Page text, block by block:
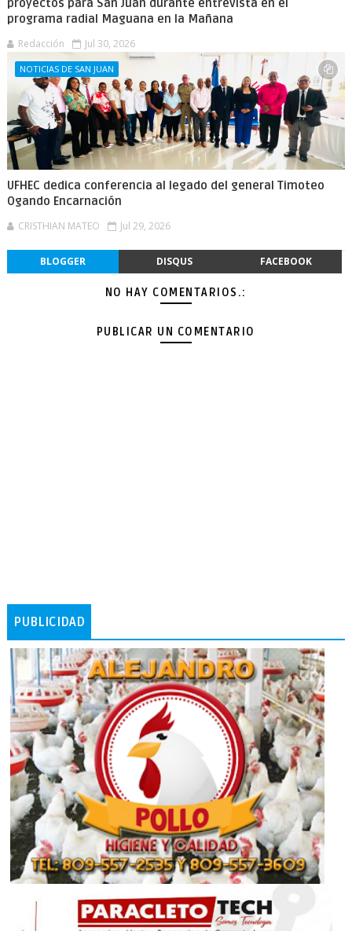
proyectos para San Juan durante entrevista en el
programa radial Maguana en la Mañana
Redacción Jul 30, 2026
NOTICIAS DE SAN JUAN
UFHEC dedica conferencia al legado del general Timoteo
Ogando Encarnación
CRISTHIAN MATEO Jul 29, 2026
BLOGGER DISQUS FACEBOOK
NO HAY COMENTARIOS.:
PUBLICAR UN COMENTARIO
PUBLICIDAD